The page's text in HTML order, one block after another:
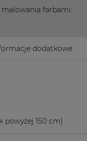
farbami:
dodatkowe
ewentualnych
powyżej 150 cm)